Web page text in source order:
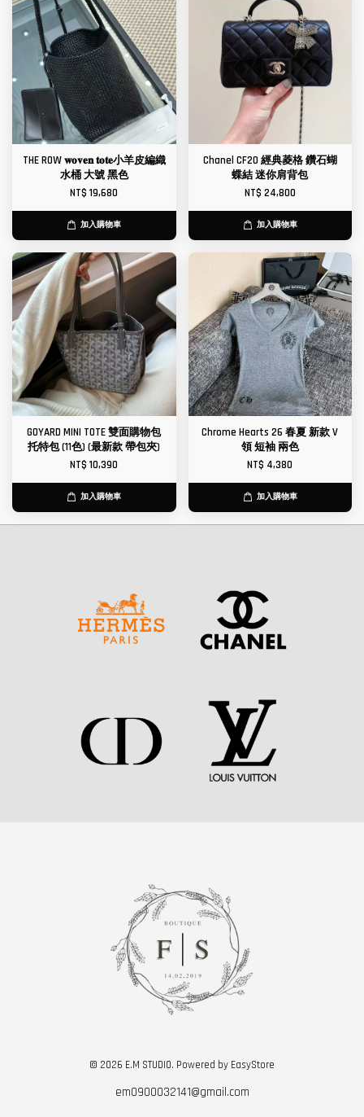
THE ROW 𝐰𝐨𝐯𝐞𝐧 𝐭𝐨𝐭𝐞小羊皮編織
水桶 大號 黑色
NT$ 19,680
加入購物車
Chanel CF20 經典菱格 鑽石蝴
蝶結 迷你肩背包
NT$ 24,800
加入購物車
GOYARD MINI TOTE 雙面購物包
托特包 (11色) (最新款 帶包夾)
NT$ 10,390
加入購物車
Chrome Hearts 26 春夏 新款 V
領 短袖 兩色
NT$ 4,380
加入購物車
© 2026 E.M STUDIO. Powered by EasyStore
em0900032141@gmail.com